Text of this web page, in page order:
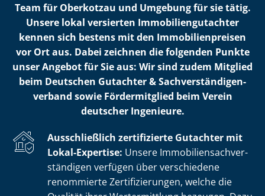
Team für Oberkotzau und Umgebung für sie tätig.
Unsere lokal versierten Im­mo­bi­li­en­gut­ach­ter
kennen sich bestens mit den Im­mo­bi­li­en­prei­sen
vor Ort aus. Dabei zeichnen die folgenden Punkte
unser Angebot für Sie aus: Wir sind zudem Mitglied
beim Deutschen Gutachter & Sach­ver­stän­di­gen­
ver­band sowie Fördermitglied beim Verein
deutscher Ingenieure.
Ausschließlich zertifizierte Gutachter mit
Lokal-Expertise: Unsere Im­mo­bi­li­en­sach­ver­
stän­di­gen verfügen über verschiedene
renommierte Zer­ti­fi­zie­run­gen, welche die